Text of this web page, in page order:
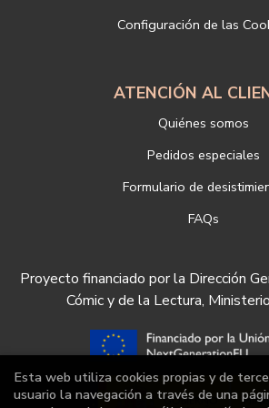
https://www.libreriadeportiva.com/
Configuración de las
ATENCIÓN AL
Quiénes somos
Pedidos especiales
Formulario de
FAQs
Proyecto financiado por la Dirección
Cómic y de la Lectura,
Esta web utiliza cookies propias y de
usuario la navegación a través de una